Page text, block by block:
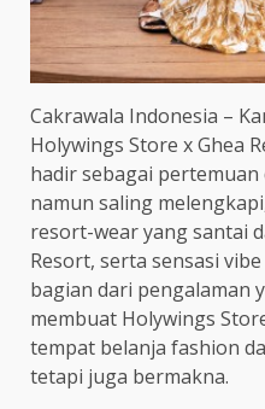
Cakrawala Indonesia –
Holywings Store x Ghea
hadir sebagai
namun saling
resort-wear yang santai
Resort, serta sensasi
bagian dari pengalaman
membuat Holywings
tempat belanja fashion
tetapi juga bermakna.